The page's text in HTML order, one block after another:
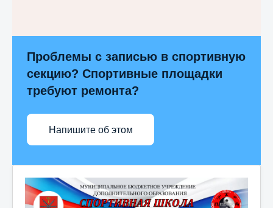
Проблемы с записью в спортивную
секцию? Спортивные площадки
требуют ремонта?
Напишите об этом